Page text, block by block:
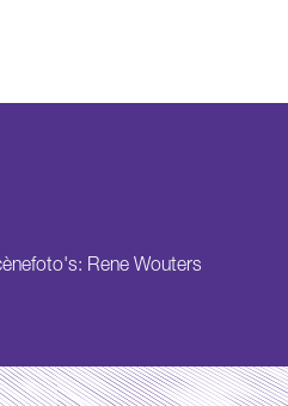
Rene Wouters